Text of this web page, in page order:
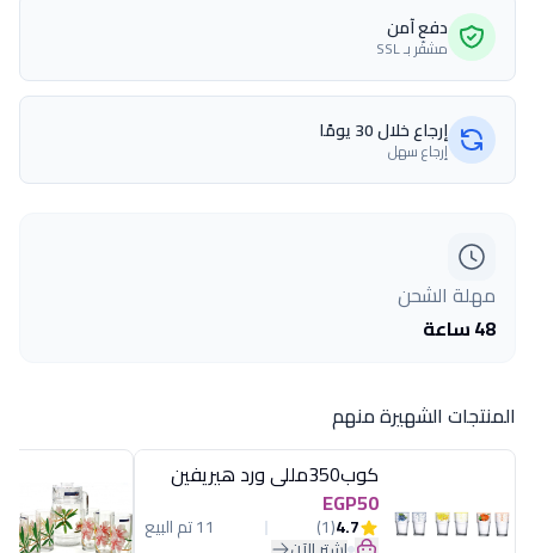
دفع آمن
مشفّر بـ SSL
إرجاع خلال 30 يومًا
إرجاع سهل
مهلة الشحن
48 ساعة
المنتجات الشهيرة منهم
كوب350مللى ورد هيريفين
EGP50
4.7
(1) 11 تم البيع